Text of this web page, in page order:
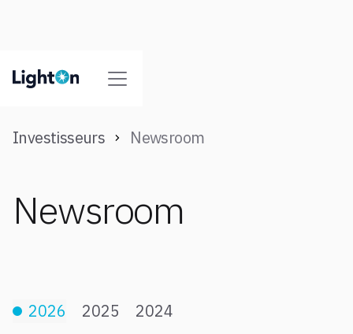
Investisseurs Newsroom
Newsroom
2026 2025 2024